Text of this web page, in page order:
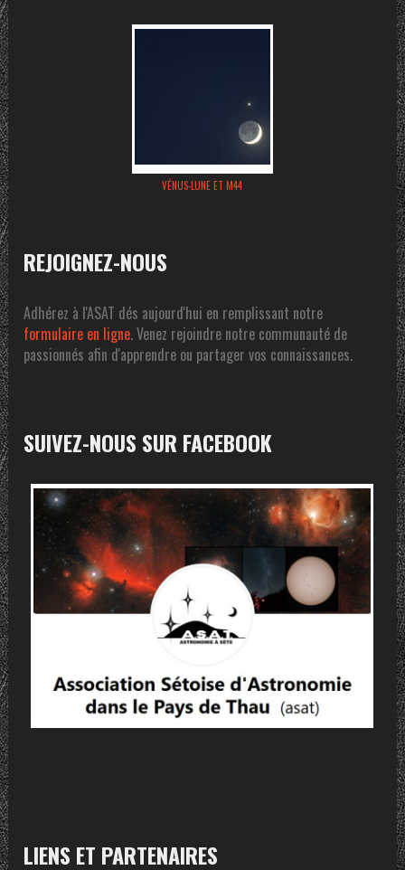
VÉNUS-LUNE ET M44
REJOIGNEZ-NOUS
Adhérez à l'ASAT dés aujourd'hui en remplissant notre
formulaire en ligne. Venez rejoindre notre communauté de
passionnés afin d'apprendre ou partager vos connaissances.
SUIVEZ-NOUS SUR FACEBOOK
LIENS ET PARTENAIRES